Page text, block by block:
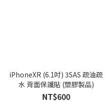
iPhoneXR (6.1吋) 3SAS 疏油疏
水 背面保護貼 (塑膠製品)
NT$600